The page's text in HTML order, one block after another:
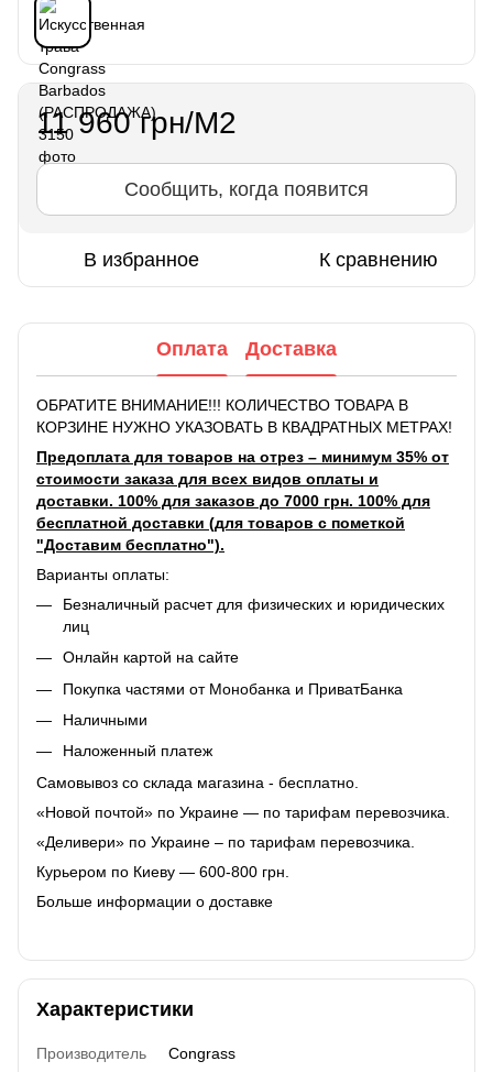
11 960 грн/М2
Сообщить, когда появится
В избранное К сравнению
Оплата Доставка
ОБРАТИТЕ ВНИМАНИЕ!!! КОЛИЧЕСТВО ТОВАРА В
КОРЗИНЕ НУЖНО УКАЗОВАТЬ В КВАДРАТНЫХ МЕТРАХ!
Предоплата для товаров на отрез – минимум 35% от
стоимости заказа для всех видов оплаты и
доставки. 100% для заказов до 7000 грн. 100% для
бесплатной доставки (для товаров с пометкой
"Доставим бесплатно").
Варианты оплаты:
Безналичный расчет для физических и юридических
лиц
Онлайн картой на сайте
Покупка частями от Монобанка и ПриватБанка
Наличными
Наложенный платеж
Самовывоз со склада магазина - бесплатно.
«Новой почтой» по Украине — по тарифам перевозчика.
«Деливери» по Украине – по тарифам перевозчика.
Курьером по Киеву — 600-800 грн.
Больше информации о доставке
Характеристики
Производитель
Congrass